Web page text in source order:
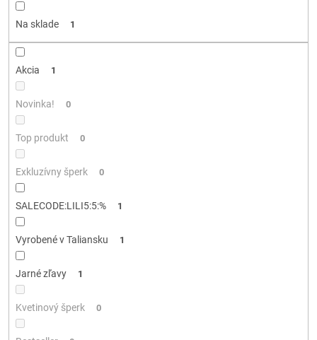
Na sklade 1
Akcia 1
Novinka! 0
Top produkt 0
Exkluzívny šperk 0
SALECODE:LILI5:5:% 1
Vyrobené v Taliansku 1
Jarné zľavy 1
Kvetinový šperk 0